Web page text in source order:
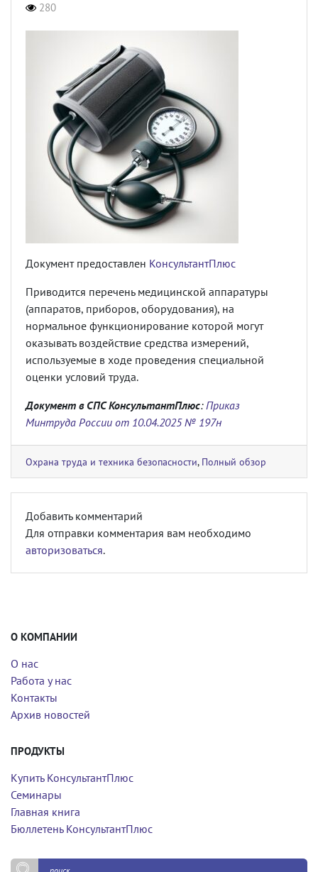
280
Документ предоставлен КонсультантПлюс
Приводится перечень медицинской аппаратуры
(аппаратов, приборов, оборудования), на
нормальное функционирование которой могут
оказывать воздействие средства измерений,
используемые в ходе проведения специальной
оценки условий труда.
Документ в СПС КонсультантПлюс:Приказ
Минтруда России от 10.04.2025 № 197н
Охрана труда и техника безопасности, Полный обзор
Добавить комментарий
Для отправки комментария вам необходимо
авторизоваться.
О КОМПАНИИ
О нас
Работа у нас
Контакты
Архив новостей
ПРОДУКТЫ
Купить КонсультантПлюс
Семинары
Главная книга
Бюллетень КонсультантПлюс